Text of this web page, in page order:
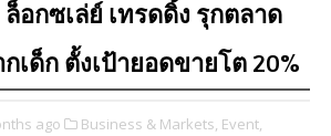
อกซเล่ย์ เทรดดิ้ง รุกตลาด
เด็ก ตั้งเป้ายอดขายโต 20%
ago Business & Markets, Event,